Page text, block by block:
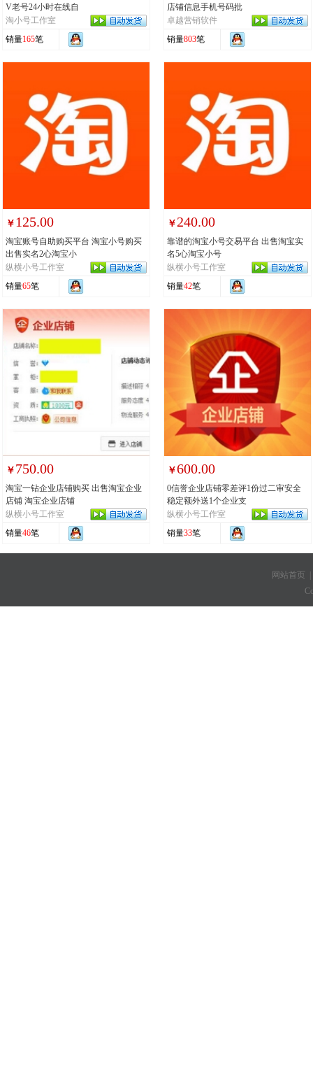
V老号24小时在线自
淘小号工作室
销量165笔
店铺信息手机号码批
卓越营销软件
销量803笔
￥ 125.00
淘宝账号自助购买平台 淘宝小号购买
出售实名2心淘宝小
纵横小号工作室
销量65笔
￥ 240.00
靠谱的淘宝小号交易平台 出售淘宝实
名5心淘宝小号
纵横小号工作室
销量42笔
￥ 750.00
淘宝一钻企业店铺购买 出售淘宝企业
店铺 淘宝企业店铺
纵横小号工作室
销量46笔
￥600.00
0信誉企业店铺零差评1份过二审安全
稳定额外送1个企业支
纵横小号工作室
销量33笔
网站首页